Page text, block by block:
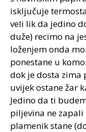
isključuje
veli lik da jedino
duže) recimo na
loženjem onda
ponestane u
dok je dosta zima
uvijek ostane žar
Jedino da ti
piljevina ne
plamenik stane